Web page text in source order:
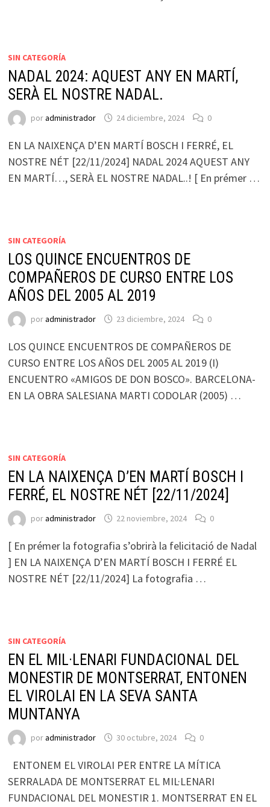
SIN CATEGORÍA
NADAL 2024: AQUEST ANY EN MARTÍ,
SERÀ EL NOSTRE NADAL.
poradministrador 24 diciembre, 2024 0
EN LA NAIXENÇA D’EN MARTÍ BOSCH I FERRÉ, EL
NOSTRE NÉT [22/11/2024] NADAL 2024 AQUEST ANY
EN MARTÍ…, SERÀ EL NOSTRE NADAL..! [ En prémer …
SIN CATEGORÍA
LOS QUINCE ENCUENTROS DE
COMPAÑEROS DE CURSO ENTRE LOS
AÑOS DEL 2005 AL 2019
poradministrador 23 diciembre, 2024 0
LOS QUINCE ENCUENTROS DE COMPAÑEROS DE
CURSO ENTRE LOS AÑOS DEL 2005 AL 2019 (I)
ENCUENTRO «AMIGOS DE DON BOSCO». BARCELONA-
EN LA OBRA SALESIANA MARTI CODOLAR (2005) …
SIN CATEGORÍA
EN LA NAIXENÇA D’EN MARTÍ BOSCH I
FERRÉ, EL NOSTRE NÉT [22/11/2024]
poradministrador 22 noviembre, 2024 0
[ En prémer la fotografia s’obrirà la felicitació de Nadal
] EN LA NAIXENÇA D’EN MARTÍ BOSCH I FERRÉ EL
NOSTRE NÉT [22/11/2024] La fotografia …
SIN CATEGORÍA
EN EL MIL·LENARI FUNDACIONAL DEL
MONESTIR DE MONTSERRAT, ENTONEN
EL VIROLAI EN LA SEVA SANTA
MUNTANYA
poradministrador 30 octubre, 2024 0
ENTONEM EL VIROLAI PER ENTRE LA MÍTICA
SERRALADA DE MONTSERRAT EL MIL·LENARI
FUNDACIONAL DEL MONESTIR 1. MONTSERRAT EN EL